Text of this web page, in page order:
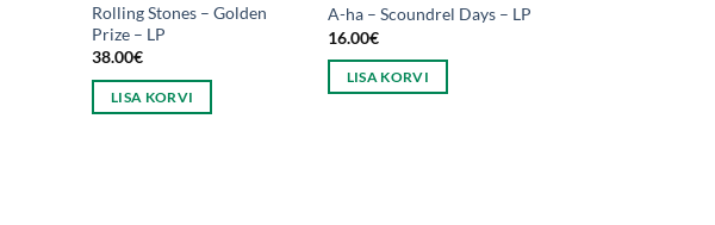
Rolling Stones – Golden
Prize – LP
38.00€
LISA KORVI
A-ha – Scoundrel Days – LP
16.00€
LISA KORVI